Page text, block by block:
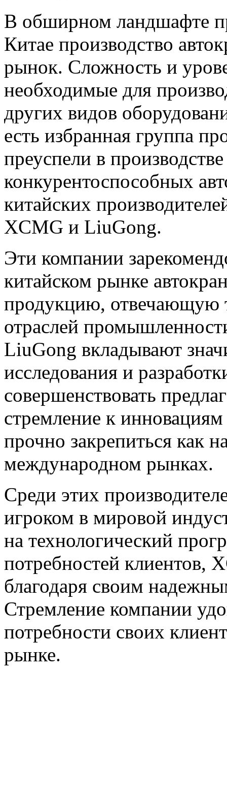
В обширном ландшафте
Китае производство
рынок. Сложность и
необходимые для
других видов
есть избранная группа
преуспели в
конкурентоспособных
китайских
XCMG и LiuGong.
Эти компании
китайском рынке
продукцию, отвечающую
отраслей
LiuGong вкладывают
исследования и
совершенствовать
стремление к
прочно закрепиться как
международном рынках.
Среди этих
игроком в мировой
на технологический
потребностей клиентов,
благодаря своим
Стремление компании
потребности своих
рынке.